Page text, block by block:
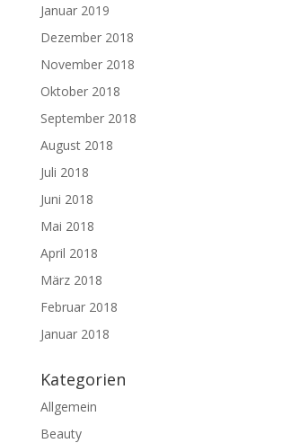
Januar 2019
Dezember 2018
November 2018
Oktober 2018
September 2018
August 2018
Juli 2018
Juni 2018
Mai 2018
April 2018
März 2018
Februar 2018
Januar 2018
Kategorien
Allgemein
Beauty